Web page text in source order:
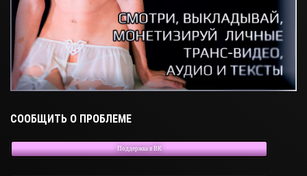
СООБЩИТЬ О ПРОБЛЕМЕ
Поддержка в ВК